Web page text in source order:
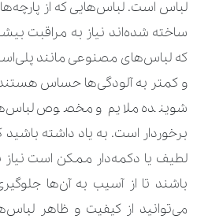
لباس است. لباس‌هایی که از
ساخته شده‌اند نیاز به مراقبت
که لباس‌های مصنوعی مانند
و کمتر به آلودگی‌ها حساس
شوینده ملایم و مخصوص
برخوردار است. به یاد داشته
لطیف یا دکمه‌دار ممکن است
باشند تا از آسیب به آن‌ها
می‌توانید از کیفیت و ظاهر